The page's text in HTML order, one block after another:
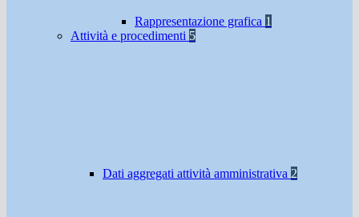
Rappresentazione grafica 1
Attività e procedimenti 5
Dati aggregati attività amministrativa 2